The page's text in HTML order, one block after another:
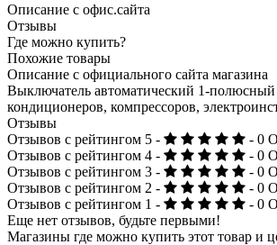
Описание с офис.сайта
Отзывы
Где можно купить?
Похожие товары
Описание с официального сайта магазина
Выключатель автоматический 1-
кондиционеров, компрессоров,
Отзывы
Отзывов с рейтингом 5 -
- 0
Отзывов с рейтингом 4 -
- 0
Отзывов с рейтингом 3 -
- 0
Отзывов с рейтингом 2 -
- 0
Отзывов с рейтингом 1 -
- 0
Еще нет отзывов, будьте первыми!
Магазины где можно купить этот товар и